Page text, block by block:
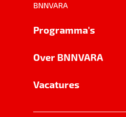
BNNVARA
Programma's
Over BNNVARA
Vacatures